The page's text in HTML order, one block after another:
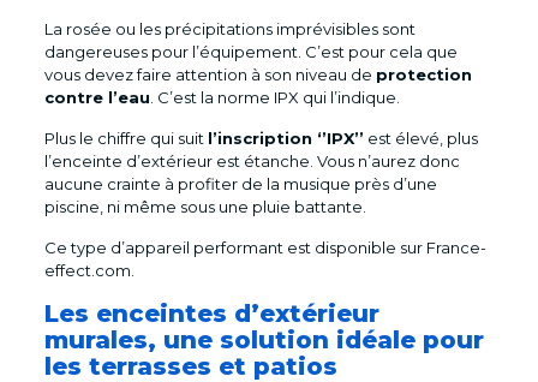
La rosée ou les précipitations imprévisibles sont
dangereuses pour l’équipement. C’est pour cela que
vous devez faire attention à son niveau de protection
contre l’eau . C’est la norme IPX qui l’indique.
Plus le chiffre qui suit l’inscription ‘’IPX’’ est élevé, plus
l’enceinte d’extérieur est étanche. Vous n’aurez donc
aucune crainte à profiter de la musique près d’une
piscine, ni même sous une pluie battante.
Ce type d’appareil performant est disponible sur France-
effect.com.
Les enceintes d’extérieur
murales, une solution idéale pour
les terrasses et patios